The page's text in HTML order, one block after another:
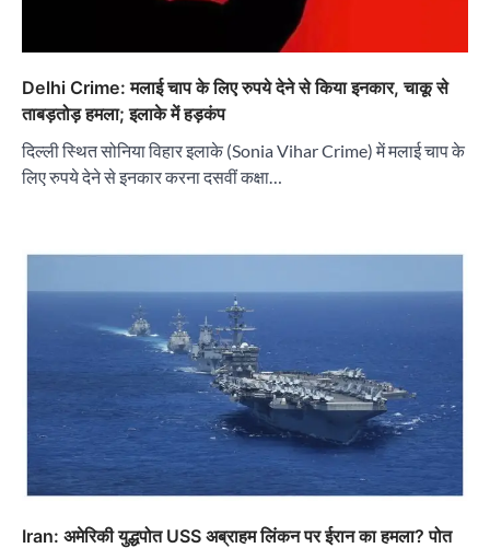
Delhi Crime: मलाई चाप के लिए रुपये देने से किया इनकार, चाकू से
ताबड़तोड़ हमला; इलाके में हड़कंप
दिल्ली स्थित सोनिया विहार इलाके (Sonia Vihar Crime) में मलाई चाप के
लिए रुपये देने से इनकार करना दसवीं कक्षा…
Iran: अमेरिकी युद्धपोत USS अब्राहम लिंकन पर ईरान का हमला? पोत